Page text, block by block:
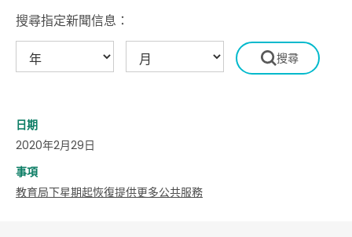
搜尋指定新聞信息：
日期
2020年2月29日
事項
教育局下星期起恢復提供更多公共服務